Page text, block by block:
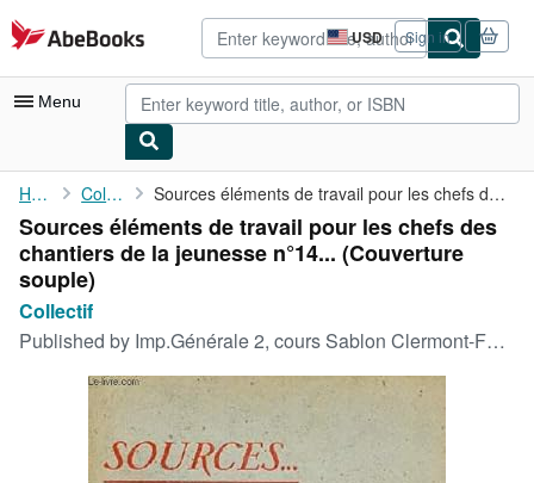
Skip to main content
AbeBooks.com USD
Site
shopping
preferences
Sign in
Menu
My Account
My Purchases
Advanced Search
Browse Collections
Art & Collectibles
Textbooks
Home Collectif Sources éléments de travail pour les chefs des chantiers de la ...
Sources éléments de travail pour les chefs des
chantiers de la jeunesse n°14... (Couverture
souple)
Collectif
Published by Imp.Générale 2, cours Sablon Clermont-Ferrand, 1942